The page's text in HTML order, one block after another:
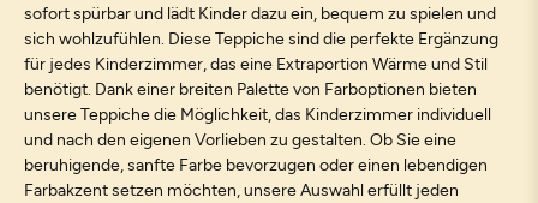
sofort spürbar und lädt Kinder dazu ein, bequem zu spielen und
sich wohlzufühlen. Diese Teppiche sind die perfekte Ergänzung
für jedes Kinderzimmer, das eine Extraportion Wärme und Stil
benötigt. Dank einer breiten Palette von Farboptionen bieten
unsere Teppiche die Möglichkeit, das Kinderzimmer individuell
und nach den eigenen Vorlieben zu gestalten. Ob Sie eine
beruhigende, sanfte Farbe bevorzugen oder einen lebendigen
Farbakzent setzen möchten, unsere Auswahl erfüllt jeden